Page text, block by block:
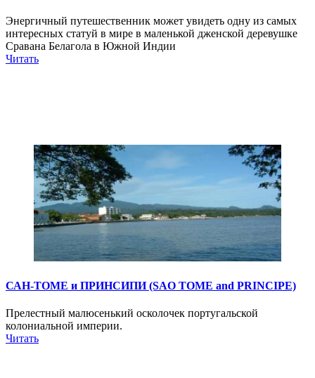
Энергичный путешественник может увидеть одну из самых
интересных статуй в мире в маленькой дженской деревушке
Сравана Белагола в Южной Индии
Читать
САН-ТОМЕ и ПРИНСИПИ (SAO ТОМЕ and PRINCIPE)
Прелестный малюсенький осколочек португальской
колониальной империи.
Читать